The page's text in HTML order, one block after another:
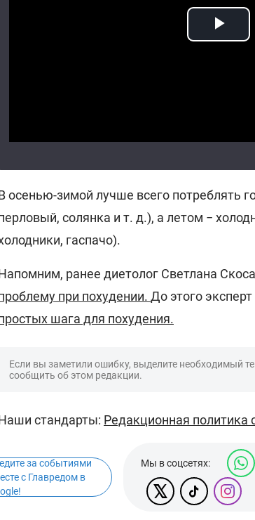
осенью-зимой лучше всего потреблять
солянка и т. д.), а летом −
гаспачо).
ранее диетолог Светлана
при похудении. До этого
шага для похудения.
Если вы заметили ошибку, выделите необходимый
сообщить об этом редакции.
стандарты: Редакционная политика
за событиями
с Главредом в
Мы в соцсетях: